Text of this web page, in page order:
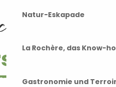
Natur-Eskapade
La Rochère, das Know-
Gastronomie und
Sie
Lager